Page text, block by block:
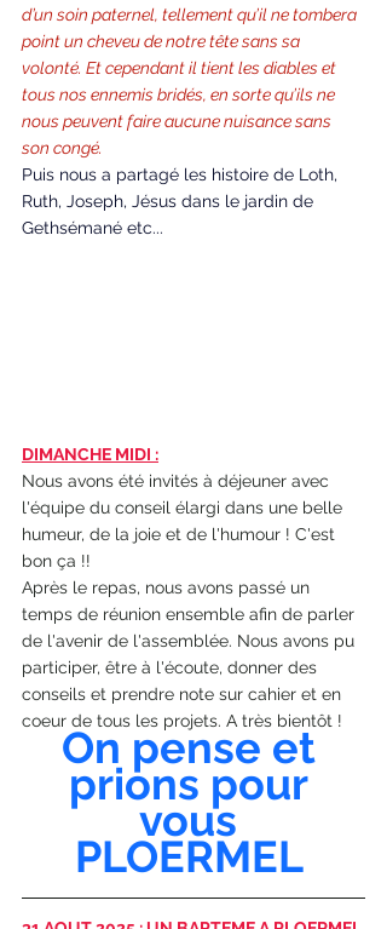
d’un soin paternel, tellement qu’il ne tombera
point un cheveu de notre tête sans sa
volonté. Et cependant il tient les diables et
tous nos ennemis bridés, en sorte qu’ils ne
nous peuvent faire aucune nuisance sans
son congé.
Puis nous a partagé les histoire de Loth,
Ruth, Joseph, Jésus dans le jardin de
Gethsémané etc...
DIMANCHE MIDI :
Nous avons été invités à déjeuner avec
l'équipe du conseil élargi dans une belle
humeur, de la joie et de l'humour ! C'est
bon ça !!
Après le repas, nous avons passé un
temps de réunion ensemble afin de parler
de l'avenir de l'assemblée. Nous avons pu
participer, être à l'écoute, donner des
conseils et prendre note sur cahier et en
coeur de tous les projets. A très bientôt !
On pense et
prions pour
vous
PLOERMEL